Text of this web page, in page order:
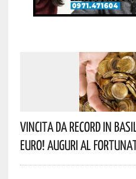
Vincita Da Record In
Euro! Auguri Al